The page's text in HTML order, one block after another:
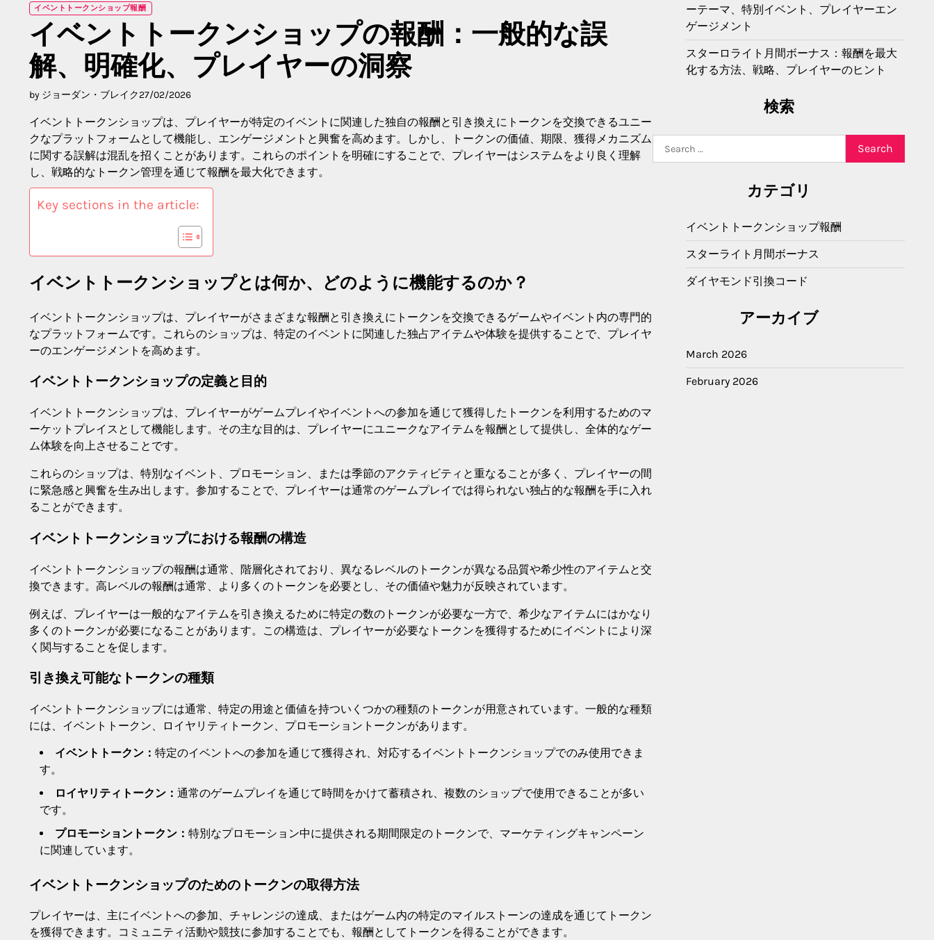
イベントトークンショップ報酬
イベントトークンショップの報酬：一般的な誤
解、明確化、プレイヤーの洞察
by ジョーダン・ブレイク27/02/2026
イベントトークンショップは、プレイヤーが特定のイベントに関連した独自の報酬と引き換えにトークンを交換できるユニー
クなプラットフォームとして機能し、エンゲージメントと興奮を高めます。しかし、トークンの価値、期限、獲得メカニズム
に関する誤解は混乱を招くことがあります。これらのポイントを明確にすることで、プレイヤーはシステムをより良く理解
し、戦略的なトークン管理を通じて報酬を最大化できます。
Key sections in the article:
イベントトークンショップとは何か、どのように機能するのか？
イベントトークンショップは、プレイヤーがさまざまな報酬と引き換えにトークンを交換できるゲームやイベント内の専門的
なプラットフォームです。これらのショップは、特定のイベントに関連した独占アイテムや体験を提供することで、プレイヤ
ーのエンゲージメントを高めます。
イベントトークンショップの定義と目的
イベントトークンショップは、プレイヤーがゲームプレイやイベントへの参加を通じて獲得したトークンを利用するためのマ
ーケットプレイスとして機能します。その主な目的は、プレイヤーにユニークなアイテムを報酬として提供し、全体的なゲー
ム体験を向上させることです。
これらのショップは、特別なイベント、プロモーション、または季節のアクティビティと重なることが多く、プレイヤーの間
に緊急感と興奮を生み出します。参加することで、プレイヤーは通常のゲームプレイでは得られない独占的な報酬を手に入れ
ることができます。
イベントトークンショップにおける報酬の構造
イベントトークンショップの報酬は通常、階層化されており、異なるレベルのトークンが異なる品質や希少性のアイテムと交
換できます。高レベルの報酬は通常、より多くのトークンを必要とし、その価値や魅力が反映されています。
例えば、プレイヤーは一般的なアイテムを引き換えるために特定の数のトークンが必要な一方で、希少なアイテムにはかなり
多くのトークンが必要になることがあります。この構造は、プレイヤーが必要なトークンを獲得するためにイベントにより深
く関与することを促します。
引き換え可能なトークンの種類
イベントトークンショップには通常、特定の用途と価値を持ついくつかの種類のトークンが用意されています。一般的な種類
には、イベントトークン、ロイヤリティトークン、プロモーショントークンがあります。
イベントトークン： 特定のイベントへの参加を通じて獲得され、対応するイベントトークンショップでのみ使用できま
す。
ロイヤリティトークン： 通常のゲームプレイを通じて時間をかけて蓄積され、複数のショップで使用できることが多い
です。
プロモーショントークン： 特別なプロモーション中に提供される期間限定のトークンで、マーケティングキャンペーン
に関連しています。
イベントトークンショップのためのトークンの取得方法
プレイヤーは、主にイベントへの参加、チャレンジの達成、またはゲーム内の特定のマイルストーンの達成を通じてトークン
を獲得できます。コミュニティ活動や競技に参加することでも、報酬としてトークンを得ることができます。
ーテーマ、特別イベント、プレイヤーエン
ゲージメント
スターロライト月間ボーナス：報酬を最大
化する方法、戦略、プレイヤーのヒント
検索
for:
カテゴリ
イベントトークンショップ報酬
スターライト月間ボーナス
ダイヤモンド引換コード
アーカイブ
March 2026
February 2026